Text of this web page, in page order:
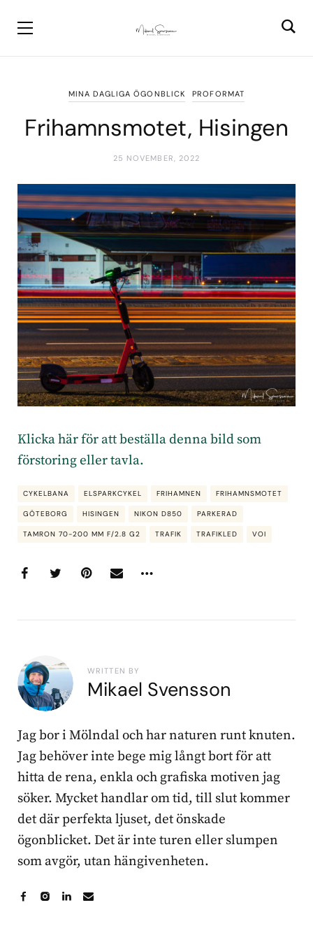
MINA DAGLIGA ÖGONBLICK PROFORMAT
Frihamnsmotet, Hisingen
25 NOVEMBER, 2022
Klicka här för att beställa denna bild som
förstoring eller tavla.
CYKELBANA ELSPARKCYKEL FRIHAMNEN FRIHAMNSMOTET
GÖTEBORG HISINGEN NIKON D850 PARKERAD
TAMRON 70-200 MM F/2.8 G2 TRAFIK TRAFIKLED VOI
WRITTEN BY
Mikael Svensson
Jag bor i Mölndal och har naturen runt knuten.
Jag behöver inte bege mig långt bort för att
hitta de rena, enkla och grafiska motiven jag
söker. Mycket handlar om tid, till slut kommer
det där perfekta ljuset, det önskade
ögonblicket. Det är inte turen eller slumpen
som avgör, utan hängivenheten.